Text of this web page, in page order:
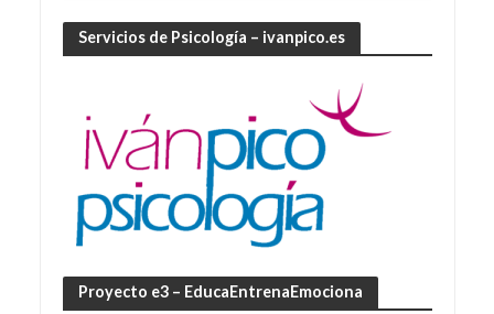
Servicios de Psicología – ivanpico.es
Proyecto e3 – EducaEntrenaEmociona